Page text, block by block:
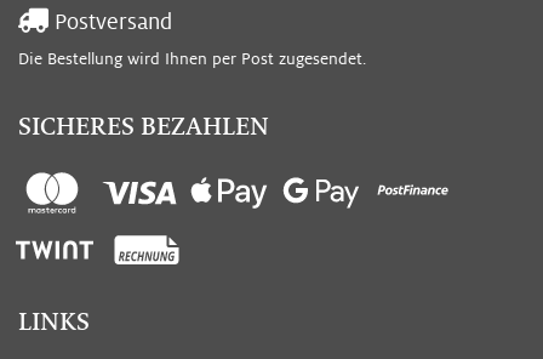
Postversand
Die Bestellung wird Ihnen per Post zugesendet.
SICHERES BEZAHLEN
LINKS